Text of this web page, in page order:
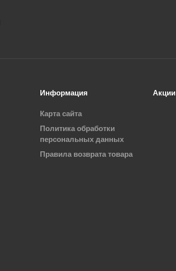
Информация
Карта сайта
Политика обработки
персональных данных
Правила возврата товара
Акции